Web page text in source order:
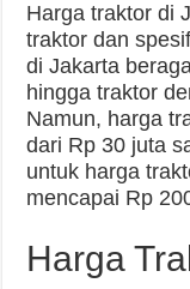
Harga traktor di
traktor dan
di Jakarta
hingga traktor
Namun, harga
dari Rp 30 juta
untuk harga
mencapai Rp
Harga